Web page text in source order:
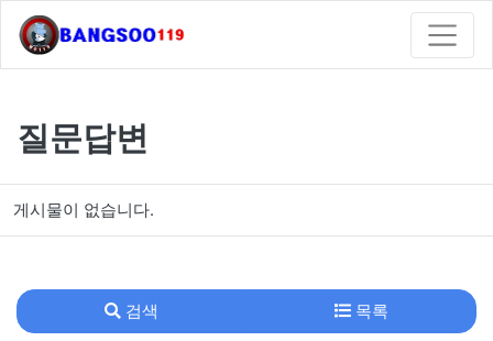
질문답변
게시물이 없습니다.
검색 목록